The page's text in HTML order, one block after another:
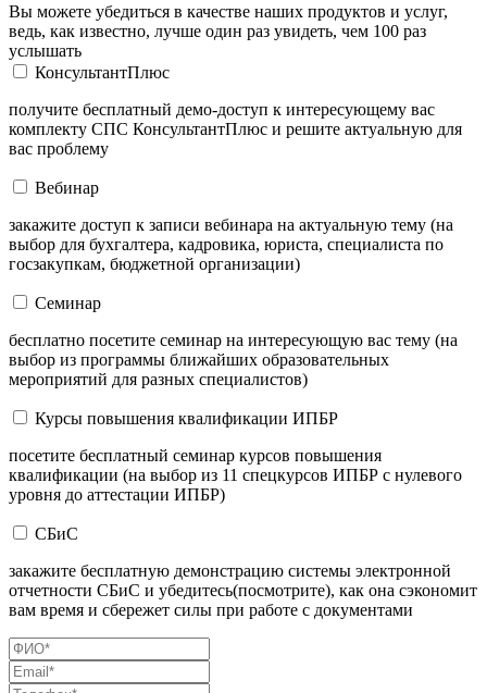
Вы можете убедиться в качестве наших продуктов и услуг,
ведь, как известно, лучше один раз увидеть, чем 100 раз
услышать
КонсультантПлюс
получите бесплатный демо-доступ к интересующему вас
комплекту СПС КонсультантПлюс и решите актуальную для
вас проблему
Вебинар
закажите доступ к записи вебинара на актуальную тему (на
выбор для бухгалтера, кадровика, юриста, специалиста по
госзакупкам, бюджетной организации)
Семинар
бесплатно посетите семинар на интересующую вас тему (на
выбор из программы ближайших образовательных
мероприятий для разных специалистов)
Курсы повышения квалификации ИПБР
посетите бесплатный семинар курсов повышения
квалификации (на выбор из 11 спецкурсов ИПБР с нулевого
уровня до аттестации ИПБР)
СБиС
закажите бесплатную демонстрацию системы электронной
отчетности СБиС и убедитесь(посмотрите), как она сэкономит
вам время и сбережет силы при работе с документами